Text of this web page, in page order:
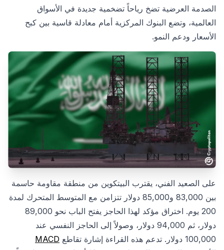
الصدمة العرضية تضخ رياحاً تضخمية جديدة في الأسواق
العالمية، وتضع البنوك المركزية أمام معادلة قاسية بين كبح
الأسعار ودعم النمو.
على الصعيد الفني، يقترب البيتكوين من منطقة مقاومة حاسمة
بين 83,000 و85,000 دولار تتزامن مع المتوسط المتحرك لمدة
200 يوم. اختراق مؤكد لهذا الحاجز يفتح الباب نحو 89,000
دولار، ثم 94,000 دولار، وصولاً إلى الحاجز النفسي عند
100,000 دولار. تدعم هذه القراءة إشارة تقاطع
MACD